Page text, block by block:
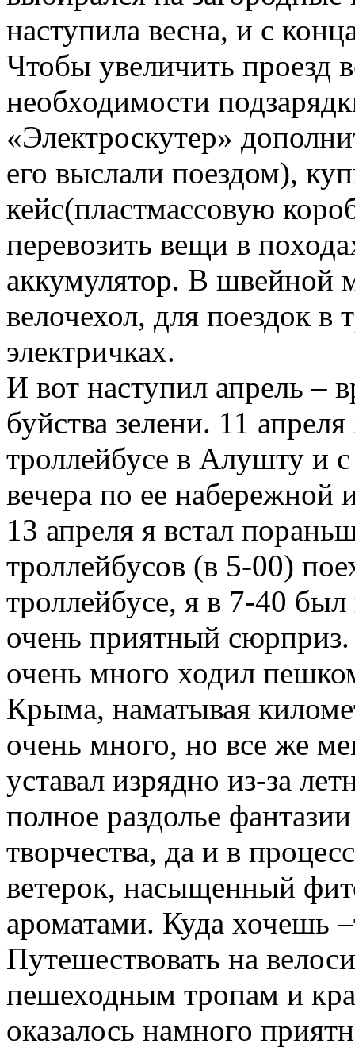
наступила весна, и с
Чтобы увеличить проезд
необходимости
«Электроскутер»
его выслали поездом),
кейс(пластмассовую
перевозить вещи в
аккумулятор. В швейной
велочехол, для поездок в
электричках.
И вот наступил апрель –
буйства зелени. 11
троллейбусе в Алушту и
вечера по ее набережной
13 апреля я встал
троллейбусов (в 5-00)
троллейбусе, я в 7-40
очень приятный сюрприз.
очень много ходил
Крыма, наматывая
очень много, но все же
уставал изрядно из-за
полное раздолье
творчества, да и в
ветерок, насыщенный
ароматами. Куда хочешь
Путешествовать на
пешеходным тропам и
оказалось намного